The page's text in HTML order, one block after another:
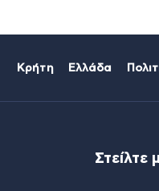
Κρήτη Ελλάδα
Στείλτε